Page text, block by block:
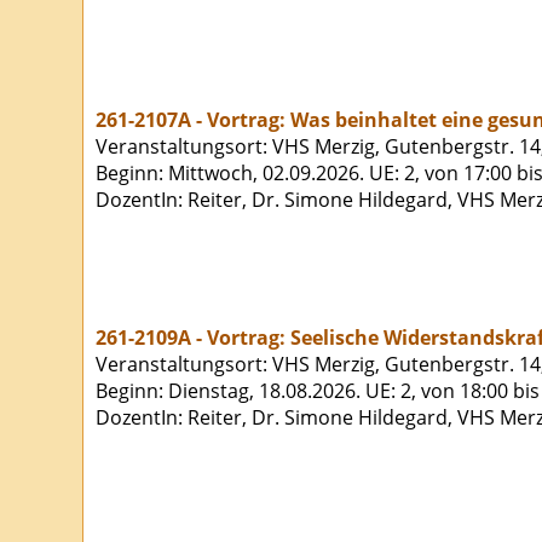
261-2107A - Vortrag: Was beinhaltet eine
Veranstaltungsort: VHS Merzig, Gutenbergstr.
Beginn: Mittwoch, 02.09.2026. UE: 2, von 17:00
DozentIn: Reiter, Dr. Simone Hildegard, VHS
261-2109A - Vortrag: Seelische
Veranstaltungsort: VHS Merzig, Gutenbergstr.
Beginn: Dienstag, 18.08.2026. UE: 2, von 18:00
DozentIn: Reiter, Dr. Simone Hildegard, VHS